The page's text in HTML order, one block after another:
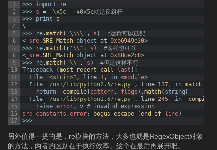
1
2
3
4
5
6
7
8
9
10
11
12
13
14
15
16
17
>>> import
re
>>> s = '\x5c'
#0x5c就是反斜杆
>>> print
s
\
>>>
re.match( '\\\\' , s )
#这样可以匹配
< _sre.SRE_Match object at 0xb6949e20>
>>>
re.match( r '\\' , s )
#这样也可以
< _sre.SRE_Match object at 0x80ce2c0>
>>>
re.match( '\\' , s )
#但是这样不行
Traceback
(most recent call last ) :
File
"<stdin>" , line 1 , in <module>
File
"/usr/lib/python2.6/re.py" , line 137 , in match
return
_compile( pattern , flags ) .match( string )
File
"/usr/lib/python2.6/re.py" , line 245 , in
_compile
raise error , v # invalid expression
sre_constants .error: bogus escape (end of line)
>>>
另外值得一提的是，re模块的方法，大多也就是RegexObject对象
的方法，两者的区别在于执行效率。这个在最后再展开吧。